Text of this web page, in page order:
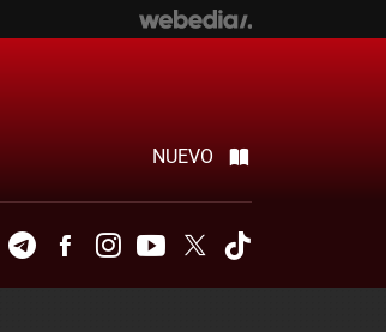
NUEVO
TelegramFacebookInstagramYoutubeTwitter